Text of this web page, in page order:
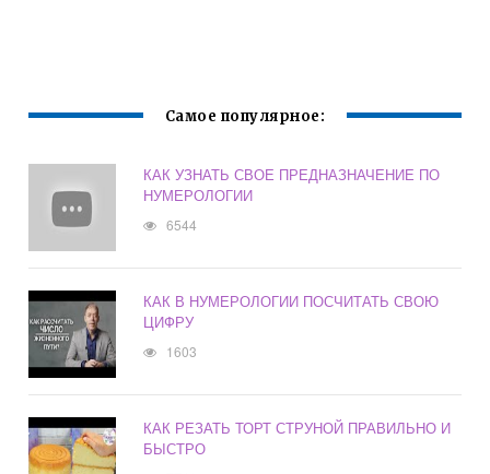
Самое популярное:
КАК УЗНАТЬ СВОЕ ПРЕДНАЗНАЧЕНИЕ ПО
НУМЕРОЛОГИИ
6544
КАК В НУМЕРОЛОГИИ ПОСЧИТАТЬ СВОЮ
ЦИФРУ
1603
КАК РЕЗАТЬ ТОРТ СТРУНОЙ ПРАВИЛЬНО И
БЫСТРО